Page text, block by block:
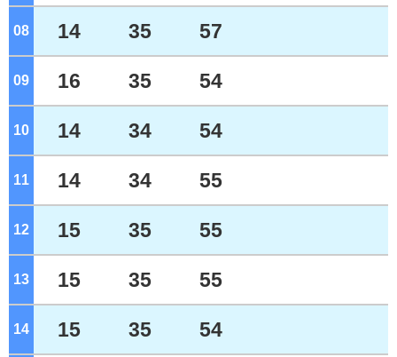
08 14 35 57
09 16 35 54
10 14 34 54
11 14 34 55
12 15 35 55
13 15 35 55
14 15 35 54